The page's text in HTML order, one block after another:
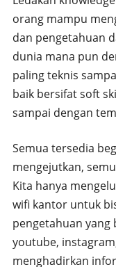
orang mampu
dan pengetahuan
dunia mana pun
paling teknis
baik bersifat soft
sampai dengan
Semua tersedia
mengejutkan,
Kita hanya
wifi kantor untuk
pengetahuan yang
youtube,
menghadirkan